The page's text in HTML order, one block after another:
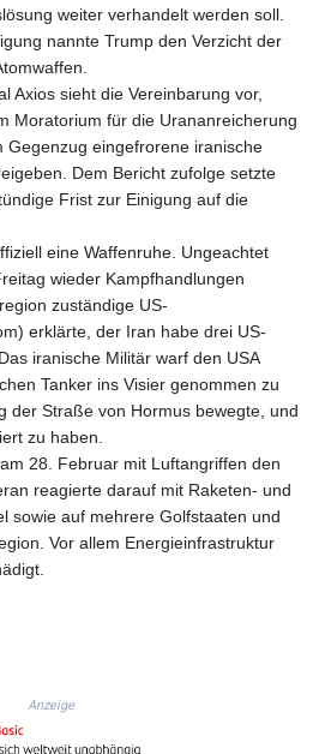
1509.981237
JMD 183.057725
JPY 182.445186
4681.941823
LAK
LVL 0.699335
LYD 7.331909
weiter verhandelt werden soll.
nannte Trump den Verzicht der
Axios sieht die Vereinbarung vor,
Moratorium für die Urananreicherung
Gegenzug eingefrorene iranische
Dem Bericht zufolge setzte
Frist zur Einigung auf die
eine Waffenruhe. Ungeachtet
wieder Kampfhandlungen
zuständige US-
erklärte, der Iran habe drei US-
iranische Militär warf den USA
Tanker ins Visier genommen zu
der Straße von Hormus bewegte, und
zu haben.
28. Februar mit Luftangriffen den
reagierte darauf mit Raketen- und
sowie auf mehrere Golfstaaten und
Vor allem Energieinfrastruktur
Anzeige